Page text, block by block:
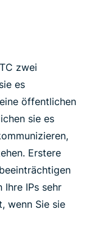
zwei
es
öffentlichen
sie es
Erstere
Ihre IPs sehr
wenn Sie sie